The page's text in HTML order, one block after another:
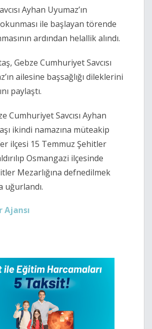
Ayhan Uyumaz’ın
ile başlayan törende
ardından helallik alındı.
Gebze Cumhuriyet Savcısı
ailesine başsağlığı dileklerini
paylaştı.
Cumhuriyet Savcısı Ayhan
ikindi namazına müteakip
ilçesi 15 Temmuz Şehitler
Osmangazi ilçesinde
Mezarlığına defnedilmek
uğurlandı.
Ajansı